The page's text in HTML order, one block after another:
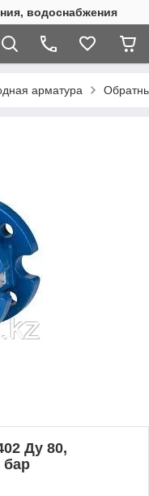
водоснабжения
арматура
Ду 80,
бар